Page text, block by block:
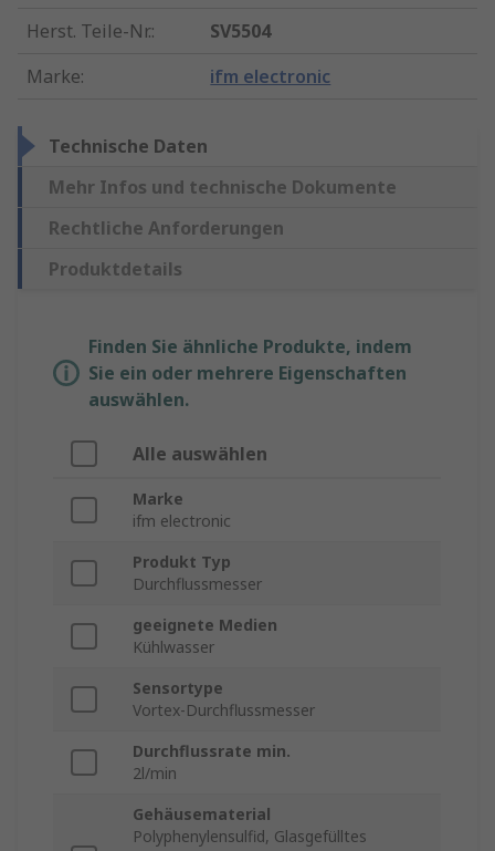
Herst. Teile-Nr.:
SV5504
Marke: ifm electronic
Technische Daten
Mehr Infos und technische Dokumente
Rechtliche Anforderungen
Produktdetails
Finden Sie ähnliche Produkte, indem
Sie ein oder mehrere Eigenschaften
auswählen.
Alle auswählen
Marke
ifm electronic
Produkt Typ
Durchflussmesser
geeignete Medien
Kühlwasser
Sensortype
Vortex-Durchflussmesser
Durchflussrate min.
2l/min
Gehäusematerial
Polyphenylensulfid, Glasgefülltes